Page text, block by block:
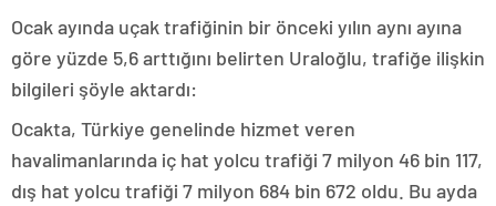
Ocak ayında uçak trafiğinin bir önceki yılın aynı ayına
göre yüzde 5,6 arttığını belirten Uraloğlu, trafiğe ilişkin
bilgileri şöyle aktardı:
Ocakta, Türkiye genelinde hizmet veren
havalimanlarında iç hat yolcu trafiği 7 milyon 46 bin 117,
dış hat yolcu trafiği 7 milyon 684 bin 672 oldu. Bu ayda